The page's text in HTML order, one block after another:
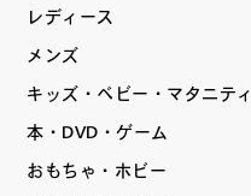
レディース
メンズ
キッズ・ベビー・マタニティ
本・DVD・ゲーム
おもちゃ・ホビー